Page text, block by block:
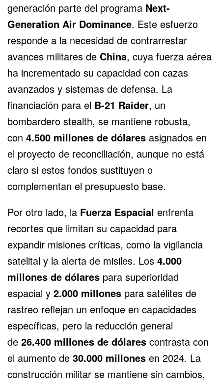
generación parte del programa Next-
Generation Air Dominance. Este esfuerzo
responde a la necesidad de contrarrestar
avances militares de China, cuya fuerza aérea
ha incrementado su capacidad con cazas
avanzados y sistemas de defensa. La
financiación para el B-21 Raider, un
bombardero stealth, se mantiene robusta,
con 4.500 millones de dólares asignados en
el proyecto de reconciliación, aunque no está
claro si estos fondos sustituyen o
complementan el presupuesto base.
Por otro lado, la Fuerza Espacial enfrenta
recortes que limitan su capacidad para
expandir misiones críticas, como la vigilancia
satelital y la alerta de misiles. Los 4.000
millones de dólares para superioridad
espacial y 2.000 millones para satélites de
rastreo reflejan un enfoque en capacidades
específicas, pero la reducción general
de 26.400 millones de dólares contrasta con
el aumento de 30.000 millones en 2024. La
construcción militar se mantiene sin cambios,